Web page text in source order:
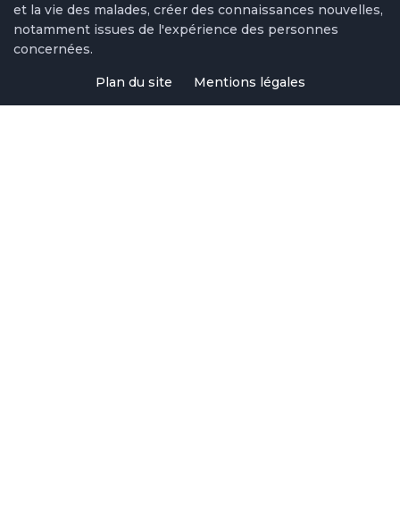
et la vie des malades, créer des connaissances nouvelles,
notamment issues de l'expérience des personnes
concernées.
Plan du site Mentions légales